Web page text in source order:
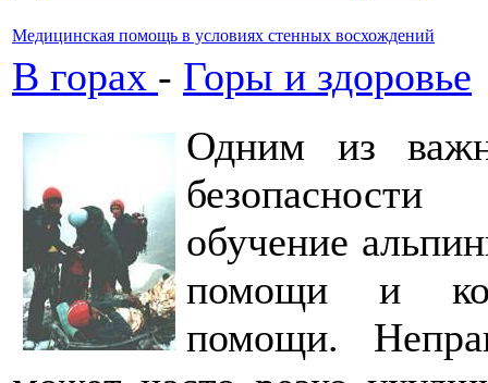
Медицинская помощь в условиях стенных восхождений
В горах - Горы и здоровье
Одним из
обучение
помощи и
помощи.